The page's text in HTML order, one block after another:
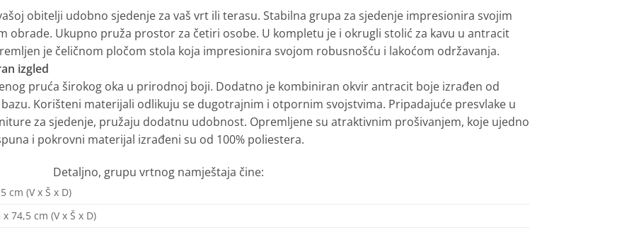
obitelji udobno sjedenje za vaš vrt ili terasu. Stabilna grupa za sjedenje impresionira svojim
obrade. Ukupno pruža prostor za četiri osobe. U kompletu je i okrugli stolić za kavu u antracit
je čeličnom pločom stola koja impresionira svojom robusnošću i lakoćom održavanja.
izgled
pruća širokog oka u prirodnoj boji. Dodatno je kombiniran okvir antracit boje izrađen od
Korišteni materijali odlikuju se dugotrajnim i otpornim svojstvima. Pripadajuće presvlake u
za sjedenje, pružaju dodatnu udobnost. Opremljene su atraktivnim prošivanjem, koje ujedno
i pokrovni materijal izrađeni su od 100% poliestera.
Detaljno, grupu vrtnog namještaja čine:
cm (V x Š x D)
74,5 cm (V x Š x D)